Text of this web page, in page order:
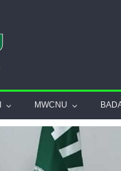
MWCNU